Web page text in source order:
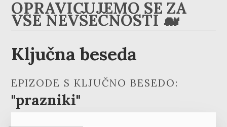
OPRAVIČUJEMO SE ZA
VSE NEVŠEČNOSTI 🐋
Ključna beseda
EPIZODE S KLJUČNO BESEDO:
"prazniki"